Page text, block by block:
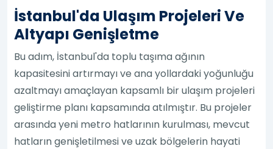
İstanbul'da Ulaşım Projeleri Ve
Altyapı Genişletme
Bu adım, İstanbul'da toplu taşıma ağının
kapasitesini artırmayı ve ana yollardaki yoğunluğu
azaltmayı amaçlayan kapsamlı bir ulaşım projeleri
geliştirme planı kapsamında atılmıştır. Bu projeler
arasında yeni metro hatlarının kurulması, mevcut
hatların genişletilmesi ve uzak bölgelerin hayati